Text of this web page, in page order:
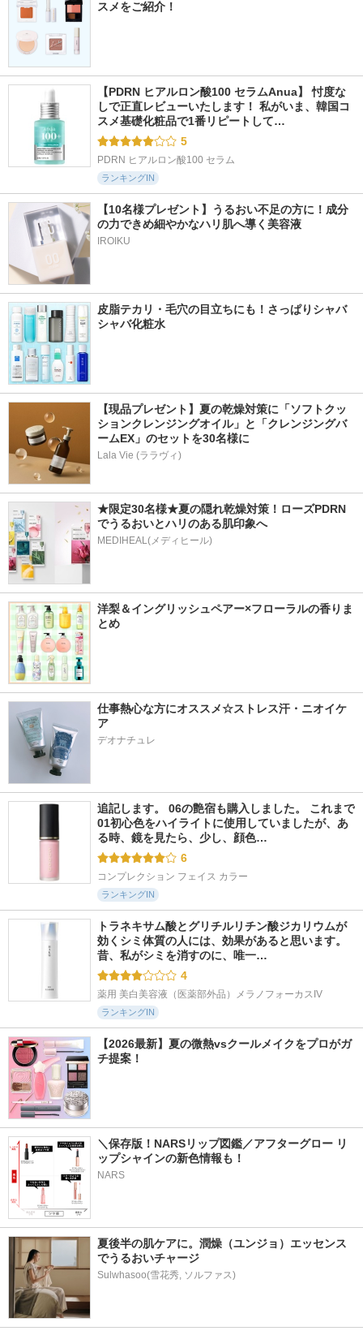
スメをご紹介！
【PDRN ヒアルロン酸100 セラムAnua】 忖度な
しで正直レビューいたします！ 私がいま、韓国コ
スメ基礎化粧品で1番リピートして…
5
PDRN ヒアルロン酸100 セラム
ランキングIN
【10名様プレゼント】うるおい不足の方に！成分
の力できめ細やかなハリ肌へ導く美容液
IROIKU
皮脂テカリ・毛穴の目立ちにも！さっぱりシャバ
シャバ化粧水
【現品プレゼント】夏の乾燥対策に「ソフトクッ
ションクレンジングオイル」と「クレンジングバ
ームEX」のセットを30名様に
Lala Vie (ララヴィ)
★限定30名様★夏の隠れ乾燥対策！ローズPDRN
でうるおいとハリのある肌印象へ
MEDIHEAL(メディヒール)
洋梨＆イングリッシュペアー×フローラルの香りま
とめ
仕事熱心な方にオススメ☆ストレス汗・ニオイケ
ア
デオナチュレ
追記します。 06の艶宿も購入しました。 これまで
01初心色をハイライトに使用していましたが、あ
る時、鏡を見たら、少し、顔色…
6
コンプレクション フェイス カラー
ランキングIN
トラネキサム酸とグリチルリチン酸ジカリウムが
効くシミ体質の人には、効果があると思います。
昔、私がシミを消すのに、唯一…
4
薬用 美白美容液（医薬部外品）メラノフォーカスIV
ランキングIN
【2026最新】夏の微熱vsクールメイクをプロがガ
チ提案！
＼保存版！NARSリップ図鑑／アフターグロー リ
ップシャインの新色情報も！
NARS
夏後半の肌ケアに。潤燥（ユンジョ）エッセンス
でうるおいチャージ
Sulwhasoo(雪花秀, ソルファス)